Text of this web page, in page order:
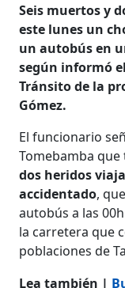
Seis muertos y
este lunes un
un autobús en
según informó
Tránsito de la
Gómez.
El funcionario
Tomebamba que
dos heridos
accidentado,
autobús a las
la carretera que
poblaciones de
Lea también |